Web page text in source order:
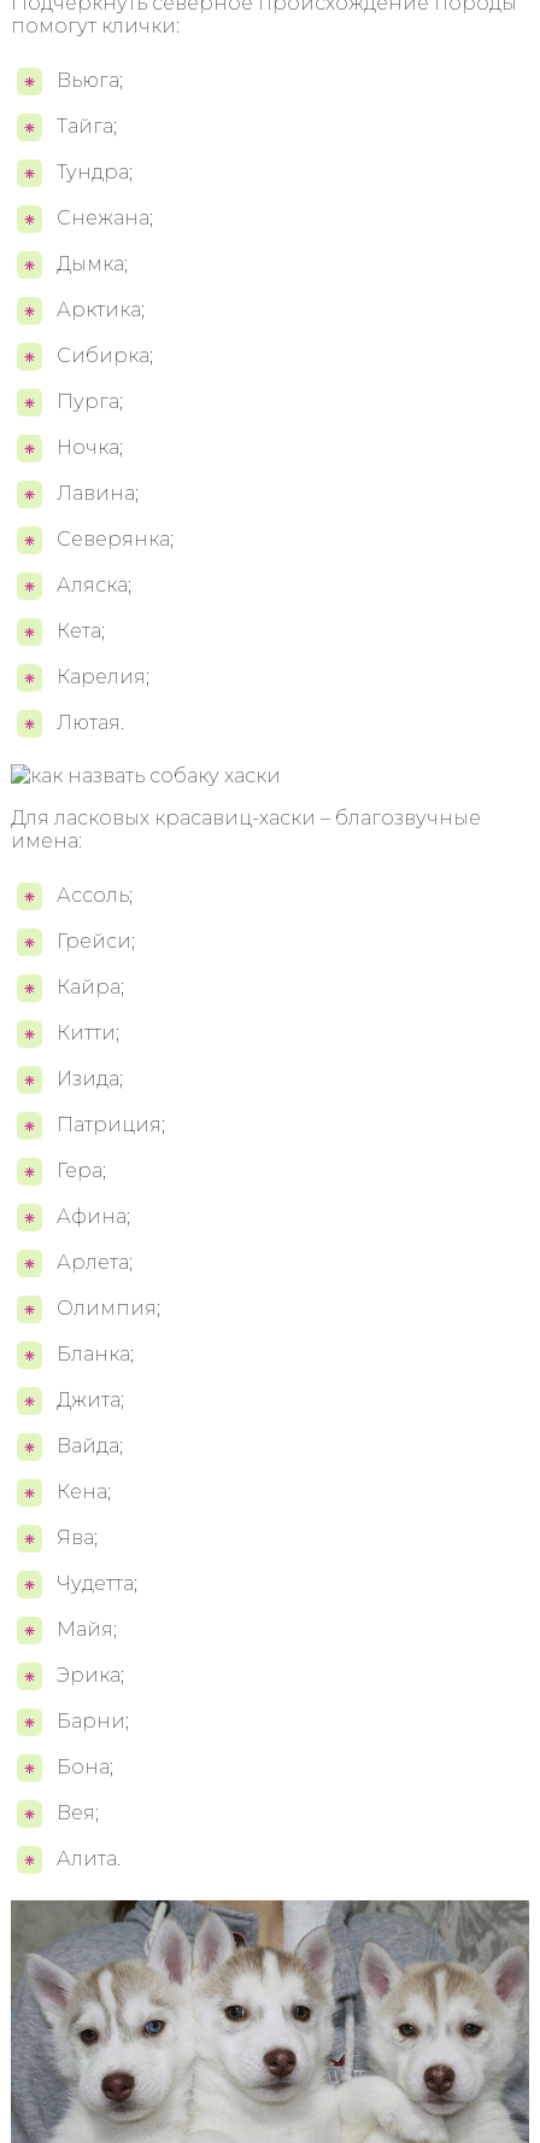
помогут клички:
Вьюга;
Тайга;
Тундра;
Снежана;
Дымка;
Арктика;
Сибирка;
Пурга;
Ночка;
Лавина;
Северянка;
Аляска;
Кета;
Карелия;
Лютая.
Для ласковых красавиц-хаски – благозвучные
имена:
Ассоль;
Грейси;
Кайра;
Китти;
Изида;
Патриция;
Гера;
Афина;
Арлета;
Олимпия;
Бланка;
Джита;
Вайда;
Кена;
Ява;
Чудетта;
Майя;
Эрика;
Барни;
Бона;
Вея;
Алита.